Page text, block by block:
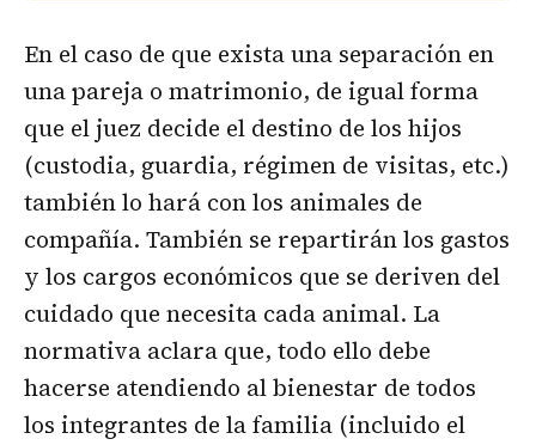
En el caso de que exista una separación en
una pareja o matrimonio, de igual forma
que el juez decide el destino de los hijos
(custodia, guardia, régimen de visitas, etc.)
también lo hará con los animales de
compañía. También se repartirán los gastos
y los cargos económicos que se deriven del
cuidado que necesita cada animal. La
normativa aclara que, todo ello debe
hacerse atendiendo al bienestar de todos
los integrantes de la familia (incluido el